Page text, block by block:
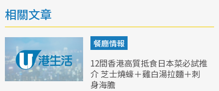
相關文章
餐廳情報
12間香港高質抵食日本菜必試推
介 芝士燒蠔＋雞白湯拉麵＋刺
身海膽